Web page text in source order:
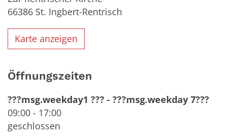
66386 St. Ingbert-Rentrisch
Karte anzeigen
Öffnungszeiten
???msg.weekday1 ??? - ???msg.weekday 7???
09:00 - 17:00
geschlossen